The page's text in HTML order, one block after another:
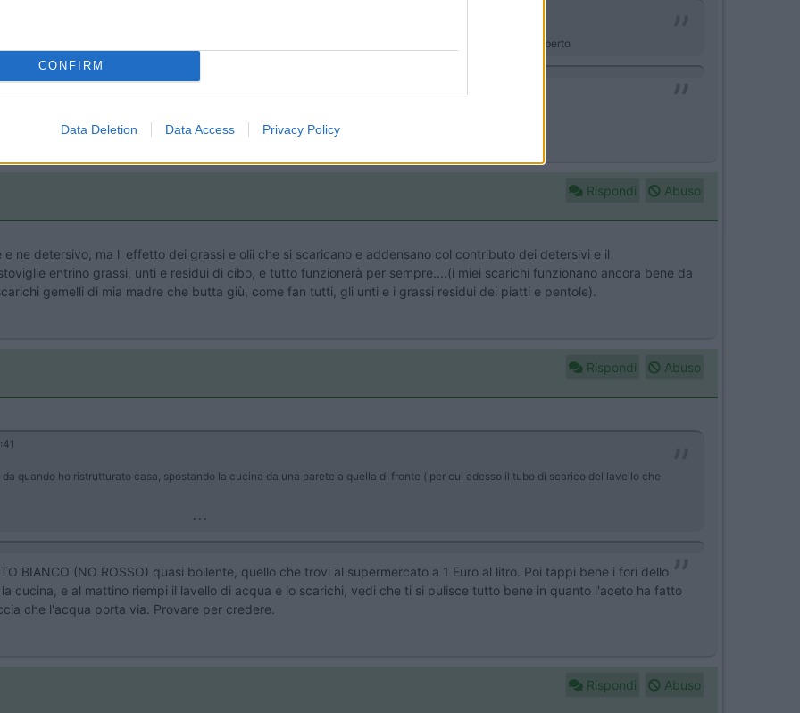
CONFIRM
Data Deletion Data Access Privacy Policy
? specie nelle giunzioni. Se non riesci a ripararlo a martellate deve trattarsi di un guasto elettrico. Roberto
potabile.
Rispondi Abuso
ne detersivo, ma l' effetto dei grassi e olii che si scaricano e addensano col contributo dei detersivi e il
entrino grassi, unti e residui di cibo, e tutto funzionerà per sempre....(i miei scarichi funzionano ancora bene da
gemelli di mia madre che butta giù, come fan tutti, gli unti e i grassi residui dei piatti e pentole).
Rispondi Abuso
quando ho ristrutturato casa, spostando la cucina da una parete a quella di fronte ( per cui adesso il tubo di scarico del lavello che
...
BIANCO (NO ROSSO) quasi bollente, quello che trovi al supermercato a 1 Euro al litro. Poi tappi bene i fori dello
cucina, e al mattino riempi il lavello di acqua e lo scarichi, vedi che ti si pulisce tutto bene in quanto l'aceto ha fatto
che l'acqua porta via. Provare per credere.
Rispondi Abuso